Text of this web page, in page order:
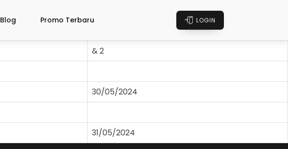
Blog Promo Terbaru LOGIN
& 2
30/05/2024
31/05/2024